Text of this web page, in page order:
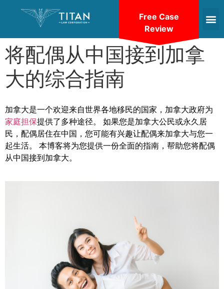
将配偶从中国接到加拿
大的综合指南
加拿大是一个欢迎来自世界各地移民的国家，加拿大政府为
家庭担保提供了多种途径。 如果您是加拿大公民或永久居
民，配偶居住在中国，您可能有兴趣让配偶来加拿大与您一
起生活。 本博客将为您提供一份全面的指南，帮助您将配偶
从中国接到加拿大。
Free Case
Review